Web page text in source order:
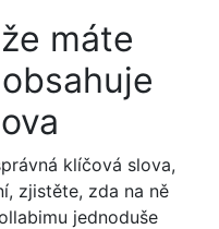
máte
klíčová slova,
zjistěte, zda na ně
jednoduše